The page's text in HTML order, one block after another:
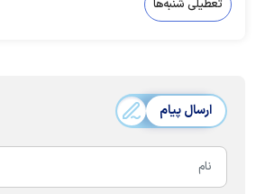
تعطیلی شنبه‌ها
ارسال پیام